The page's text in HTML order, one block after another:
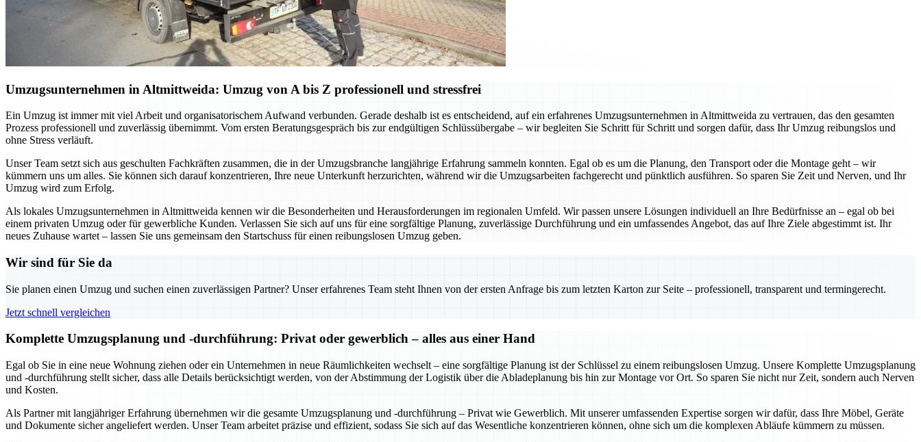
Umzugsunternehmen in Altmittweida: Umzug von A bis Z professionell und stressfrei
Ein Umzug ist immer mit viel Arbeit und organisatorischem Aufwand verbunden. Gerade deshalb ist es entscheidend, auf ein erfahrenes Umzugsunternehmen in Altmittweida zu vertrauen, das den gesamten
Prozess professionell und zuverlässig übernimmt. Vom ersten Beratungsgespräch bis zur endgültigen Schlüssübergabe – wir begleiten Sie Schritt für Schritt und sorgen dafür, dass Ihr Umzug reibungslos und
ohne Stress verläuft.
Unser Team setzt sich aus geschulten Fachkräften zusammen, die in der Umzugsbranche langjährige Erfahrung sammeln konnten. Egal ob es um die Planung, den Transport oder die Montage geht – wir
kümmern uns um alles. Sie können sich darauf konzentrieren, Ihre neue Unterkunft herzurichten, während wir die Umzugsarbeiten fachgerecht und pünktlich ausführen. So sparen Sie Zeit und Nerven, und Ihr
Umzug wird zum Erfolg.
Als lokales Umzugsunternehmen in Altmittweida kennen wir die Besonderheiten und Herausforderungen im regionalen Umfeld. Wir passen unsere Lösungen individuell an Ihre Bedürfnisse an – egal ob bei
einem privaten Umzug oder für gewerbliche Kunden. Verlassen Sie sich auf uns für eine sorgfältige Planung, zuverlässige Durchführung und ein umfassendes Angebot, das auf Ihre Ziele abgestimmt ist. Ihr
neues Zuhause wartet – lassen Sie uns gemeinsam den Startschuss für einen reibungslosen Umzug geben.
Wir sind für Sie da
Sie planen einen Umzug und suchen einen zuverlässigen Partner? Unser erfahrenes Team steht Ihnen von der ersten Anfrage bis zum letzten Karton zur Seite – professionell, transparent und termingerecht.
Jetzt schnell vergleichen
Komplette Umzugsplanung und -durchführung: Privat oder gewerblich – alles aus einer Hand
Egal ob Sie in eine neue Wohnung ziehen oder ein Unternehmen in neue Räumlichkeiten wechselt – eine sorgfältige Planung ist der Schlüssel zu einem reibungslosen Umzug. Unsere Komplette Umzugsplanung
und -durchführung stellt sicher, dass alle Details berücksichtigt werden, von der Abstimmung der Logistik über die Abladeplanung bis hin zur Montage vor Ort. So sparen Sie nicht nur Zeit, sondern auch Nerven
und Kosten.
Als Partner mit langjähriger Erfahrung übernehmen wir die gesamte Umzugsplanung und -durchführung – Privat wie Gewerblich. Mit unserer umfassenden Expertise sorgen wir dafür, dass Ihre Möbel, Geräte
und Dokumente sicher angeliefert werden. Unser Team arbeitet präzise und effizient, sodass Sie sich auf das Wesentliche konzentrieren können, ohne sich um die komplexen Abläufe kümmern zu müssen.